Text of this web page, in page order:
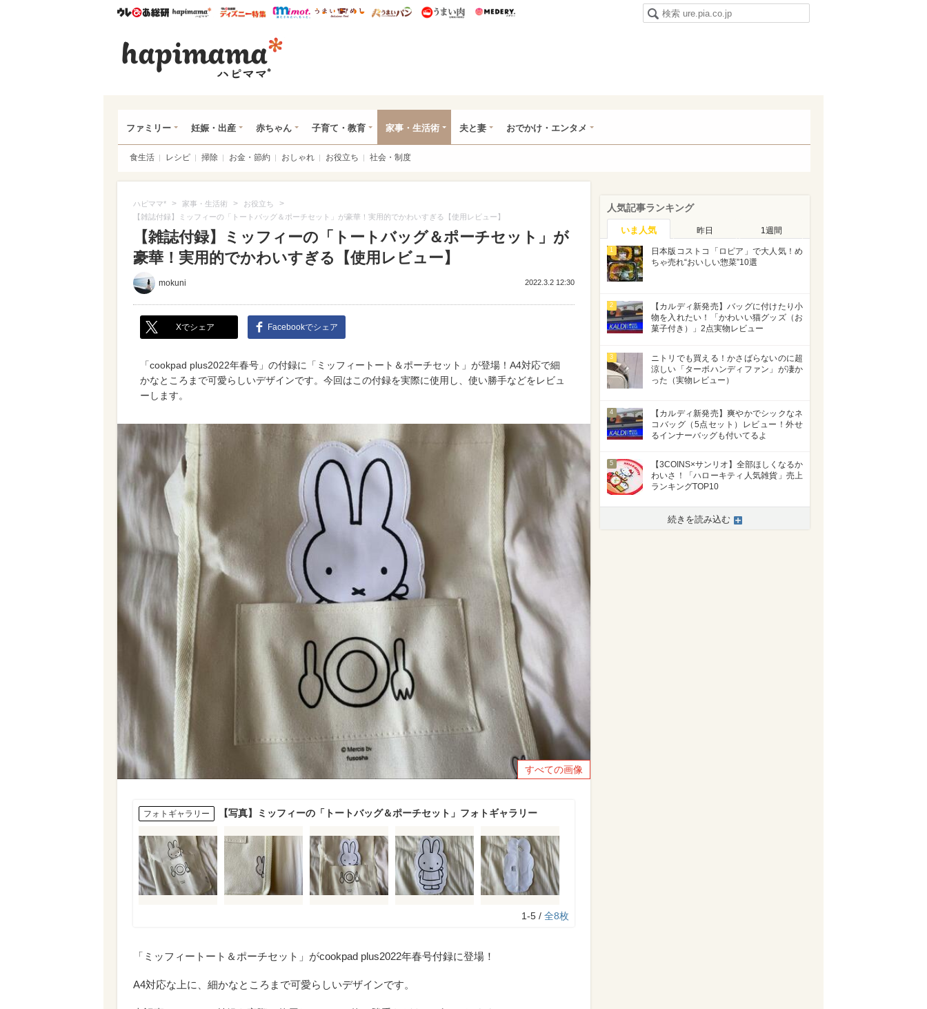
ウレぴあ総研ハピママ* ウレぴあ総研 ディズニー特集
mimot. うまいめし うまいパン うまい肉
ファミリー 妊娠・出産 赤ちゃん 子育て・教育 家事・生活術 夫と妻 おでかけ・エンタメ
食生活 レシピ 掃除 お金・節約 おしゃれ お役立ち 社会・制度
ハピママ* > 家事・生活術 > お役立ち >
【雑誌付録】ミッフィーの「トートバッグ＆ポーチセット」が豪華！実用的でかわいすぎる【使用レビュー】
【雑誌付録】ミッフィーの「トートバッグ＆ポーチセット」が
豪華！実用的でかわいすぎる【使用レビュー】
mokuni 2022.3.2 12:30
Xでシェア Facebookでシェア
「cookpad plus2022年春号」の付録に「ミッフィートート＆ポーチセット」が登場！A4対応で細
かなところまで可愛らしいデザインです。今回はこの付録を実際に使用し、使い勝手などをレビュ
ーします。
すべての画像
フォトギャラリー 【写真】ミッフィーの「トートバッグ＆ポーチセット」フォトギャラリー
1-5 / 全8枚
「ミッフィートート＆ポーチセット」がcookpad plus2022年春号付録に登場！
A4対応な上に、細かなところまで可愛らしいデザインです。
人気記事ランキング
いま人気 昨日 1週間
1
日本版コストコ「ロピア」で大人気！め
ちゃ売れ“おいしい惣菜”10選
2
【カルディ新発売】バッグに付けたり小
物を入れたい！「かわいい猫グッズ（お
菓子付き）」2点実物レビュー
3
ニトリでも買える！かさばらないのに超
涼しい「ターボハンディファン」が凄か
った（実物レビュー）
4
【カルディ新発売】爽やかでシックなネ
コバッグ（5点セット）レビュー！外せ
るインナーバッグも付いてるよ
5
【3COINS×サンリオ】全部ほしくなるか
わいさ！「ハローキティ人気雑貨」売上
ランキングTOP10
続きを読み込む